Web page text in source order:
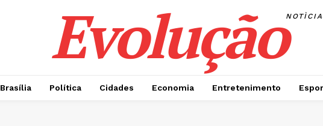
Evolução
Brasília Política Cidades Economia Entretenimento